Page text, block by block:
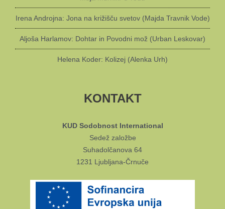
Irena Androjna: Jona na križišču svetov (Majda Travnik Vode)
Aljoša Harlamov: Dohtar in Povodni mož (Urban Leskovar)
Helena Koder: Kolizej (Alenka Urh)
KONTAKT
KUD Sodobnost International
Sedež založbe
Suhadolčanova 64
1231 Ljubljana-Črnuče